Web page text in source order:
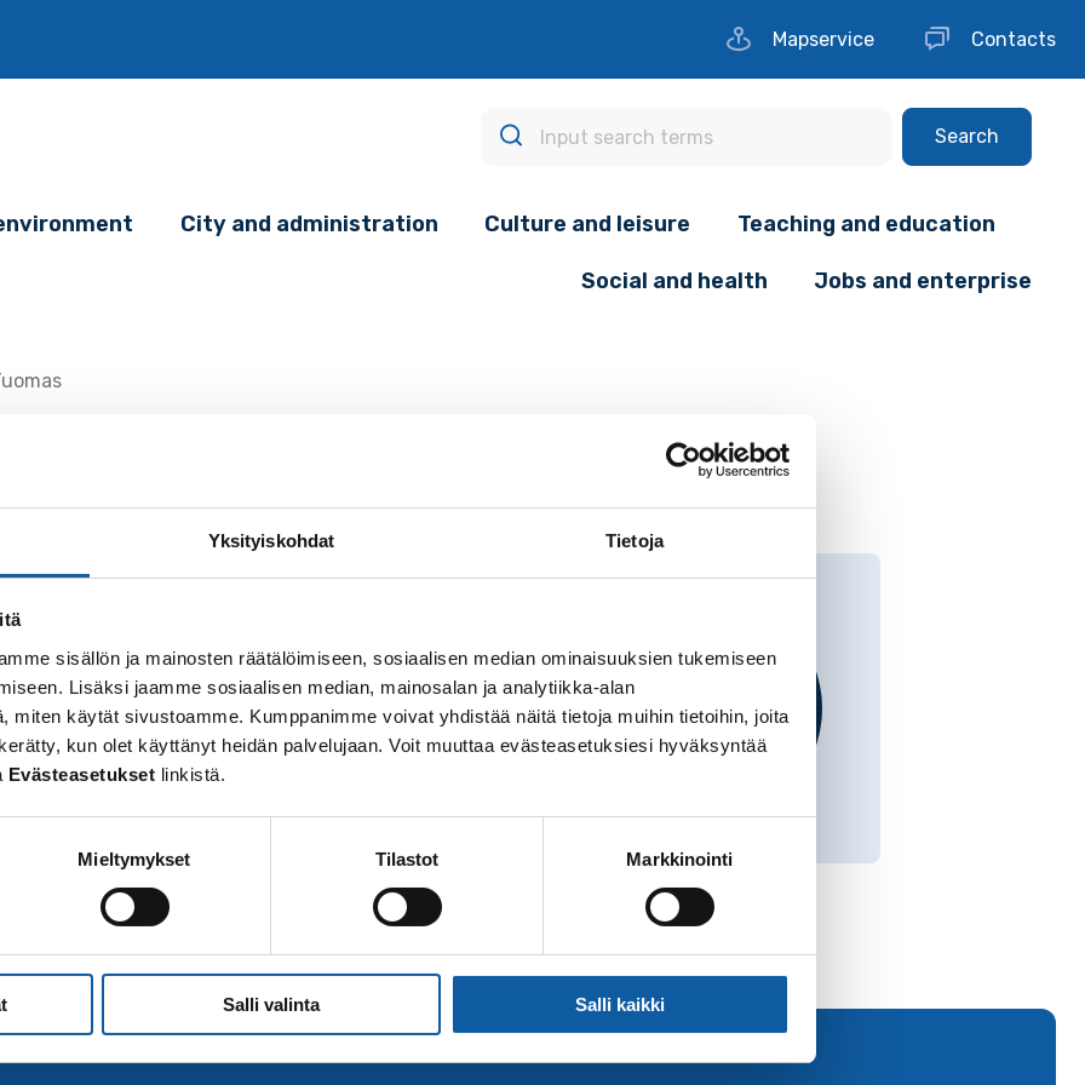
Yksityiskohdat Tietoja
sisällön ja mainosten räätälöimiseen, sosiaalisen median ominaisuuksien tukemiseen
Lisäksi jaamme sosiaalisen median, mainosalan ja analytiikka-alan
miten käytät sivustoamme. Kumppanimme voivat yhdistää näitä tietoja muihin tietoihin, joita
kun olet käyttänyt heidän palvelujaan. Voit muuttaa evästeasetuksiesi hyväksyntää
Evästeasetukset linkistä.
Mieltymykset Tilastot Markkinointi
Salli valinta Salli kaikki
Mapservice Contacts
Search
City and administration Culture and leisure Teaching and education
Social and health Jobs and enterprise
Piikkiö